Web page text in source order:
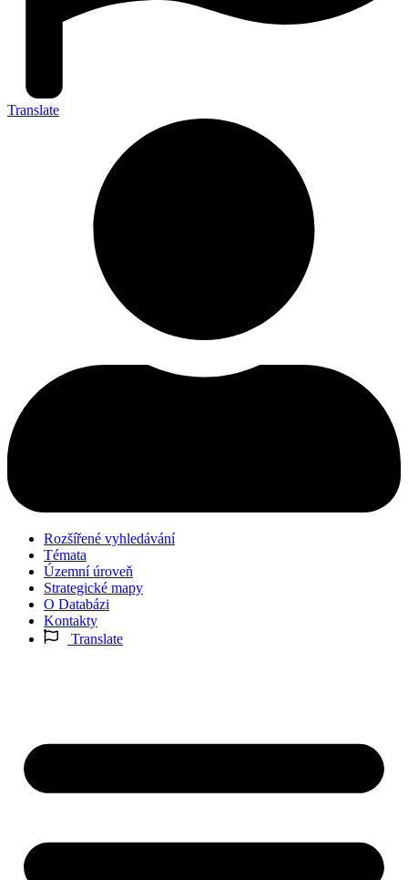
Translate
Rozšířené vyhledávání
Témata
Územní úroveň
Strategické mapy
O Databázi
Kontakty
Translate